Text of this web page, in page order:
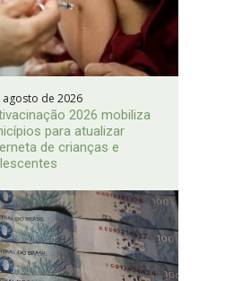
agosto de 2026
2026 mobiliza
para atualizar
de crianças e